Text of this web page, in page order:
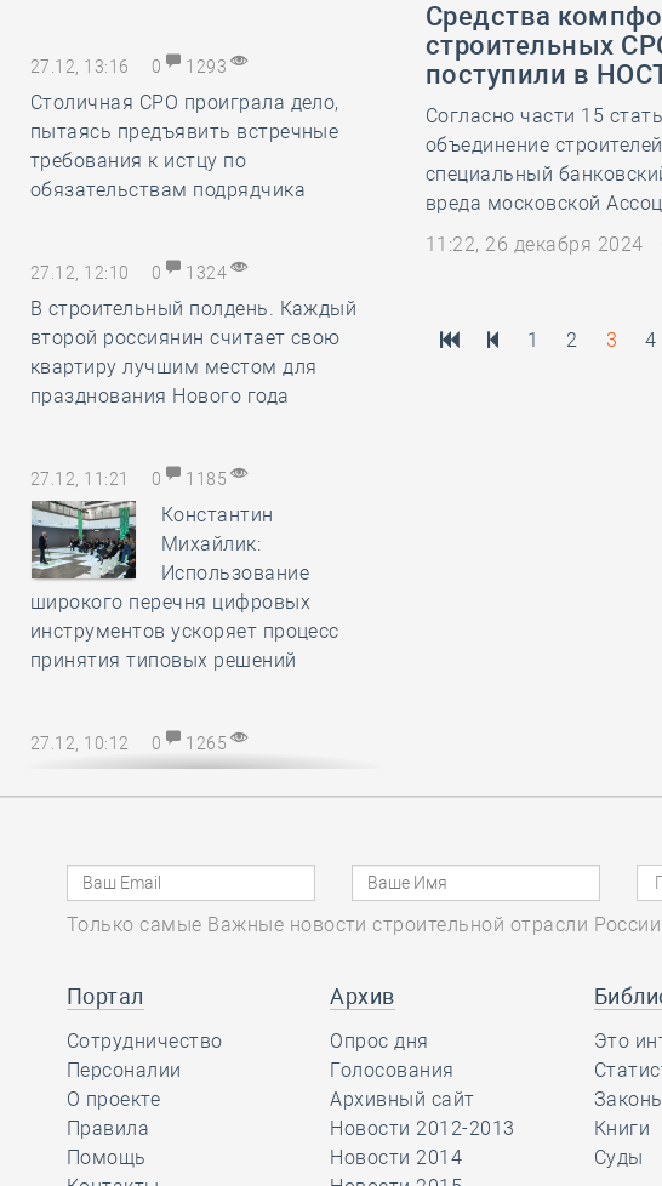
27.12, 13:16 0 1293
Столичная СРО проиграла дело,
пытаясь предъявить встречные
требования к истцу по
обязательствам подрядчика
27.12, 12:10 0 1324
В строительный полдень. Каждый
второй россиянин считает свою
квартиру лучшим местом для
празднования Нового года
27.12, 11:21 0 1185
Константин
Михайлик:
Использование
широкого перечня цифровых
инструментов ускоряет процесс
принятия типовых решений
27.12, 10:12 0 1265
расходов на охрану труда
отметил, что объём
работ в
строительстве вырос более, чем на
32 процента с 2019 года
Средства
строительных
поступили в
Согласно части 15
объединение
специальный
вреда московской
11:22, 26 декабря 2024
1 2 3 4
Только самые Важные новости строительной отрасли
Портал
Сотрудничество
Персоналии
О проекте
Правила
Помощь
Архив
Опрос дня
Голосования
Архивный сайт
Новости 2012-2013
Новости 2014
Это
Книги
Суды